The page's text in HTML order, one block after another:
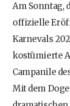
Am Sonntag,
offizielle
Karnevals
kostümierte
Campanile
Mit dem